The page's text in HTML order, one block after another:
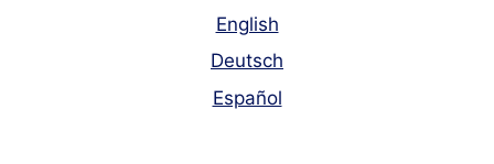
English
Deutsch
Español